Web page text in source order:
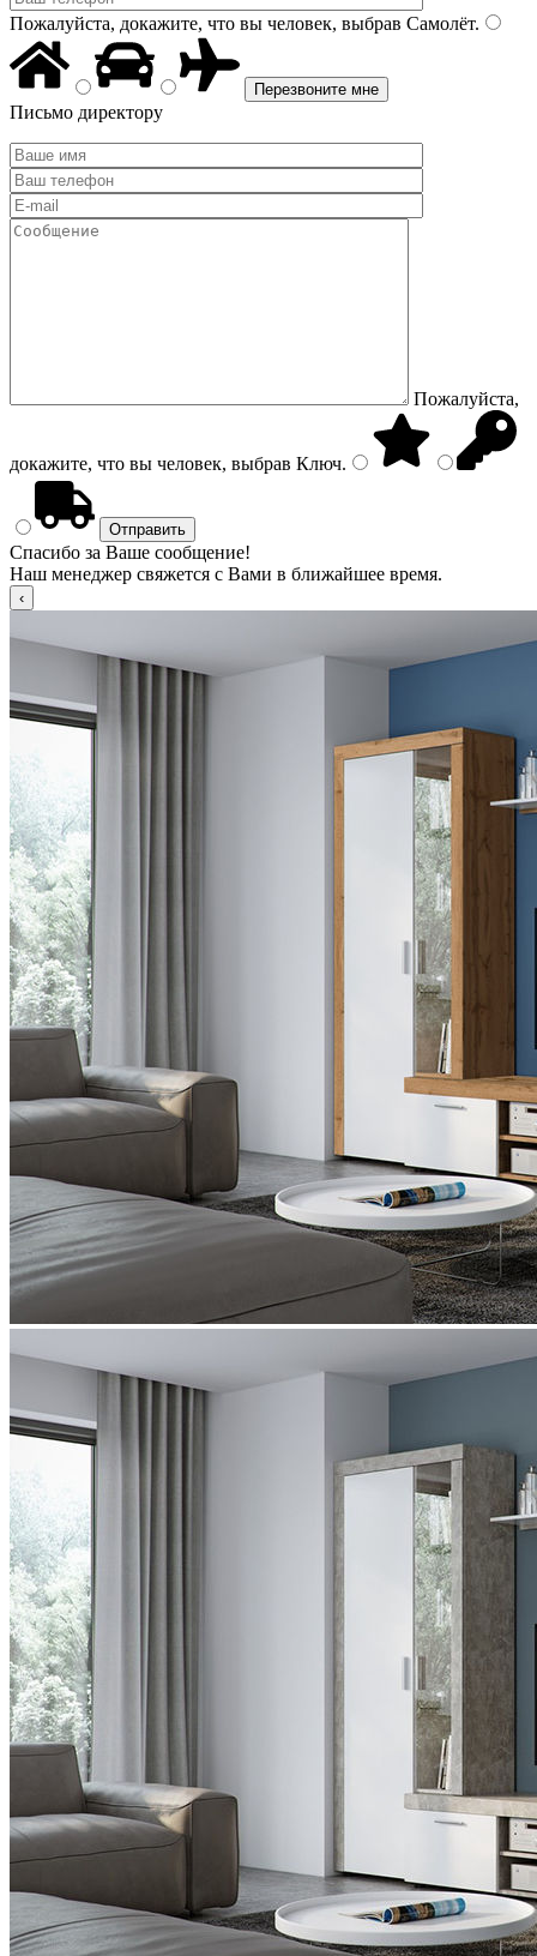
Пожалуйста, докажите, что вы человек, выбрав Самолёт.
Письмо директору
Пожалуйста,
докажите, что вы человек, выбрав Ключ.
Спасибо за Ваше сообщение!
Наш менеджер свяжется с Вами в ближайшее время.